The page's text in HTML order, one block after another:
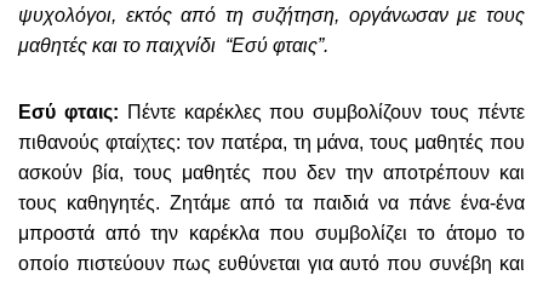
ψυχολόγοι, εκτός από τη συζήτηση, οργάνωσαν με τους
μαθητές και το παιχνίδι “Εσύ φταις”.
Εσύ φταις: Πέντε καρέκλες που συμβολίζουν τους πέντε
πιθανούς φταίχτες: τον πατέρα, τη μάνα, τους μαθητές που
ασκούν βία, τους μαθητές που δεν την αποτρέπουν και
τους καθηγητές. Ζητάμε από τα παιδιά να πάνε ένα-ένα
μπροστά από την καρέκλα που συμβολίζει το άτομο το
οποίο πιστεύουν πως ευθύνεται για αυτό που συνέβη και